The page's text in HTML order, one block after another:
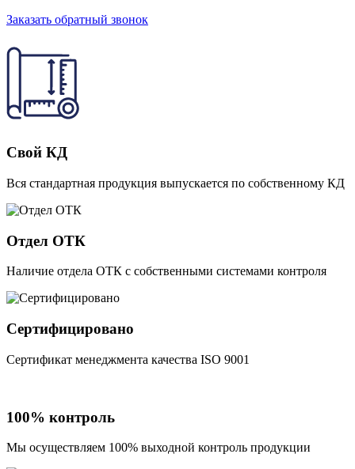
Заказать обратный звонок
Свой КД
Вся стандартная продукция выпускается по собственному КД
Отдел ОТК
Наличие отдела ОТК с собственными системами контроля
Сертифицировано
Сертификат менеджмента качества ISO 9001
100% контроль
Мы осуществляем 100% выходной контроль продукции